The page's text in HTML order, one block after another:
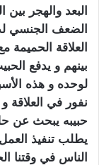
البعد والهجر
الضعف الجنسي
العلاقة
بينهم و يدفع
لوحده و هذه
نفور في
حبيبه يبحث عن
يطلب تنفيذ
الناس في وقتنا